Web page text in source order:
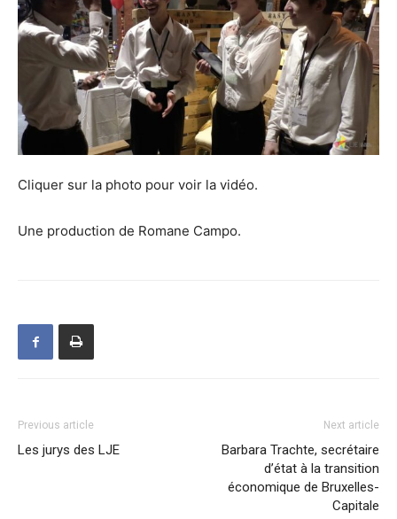
Cliquer sur la photo pour voir la vidéo.
Une production de Romane Campo.
Previous article
Les jurys des LJE
Next article
Barbara Trachte, secrétaire
d’état à la transition
économique de Bruxelles-
Capitale